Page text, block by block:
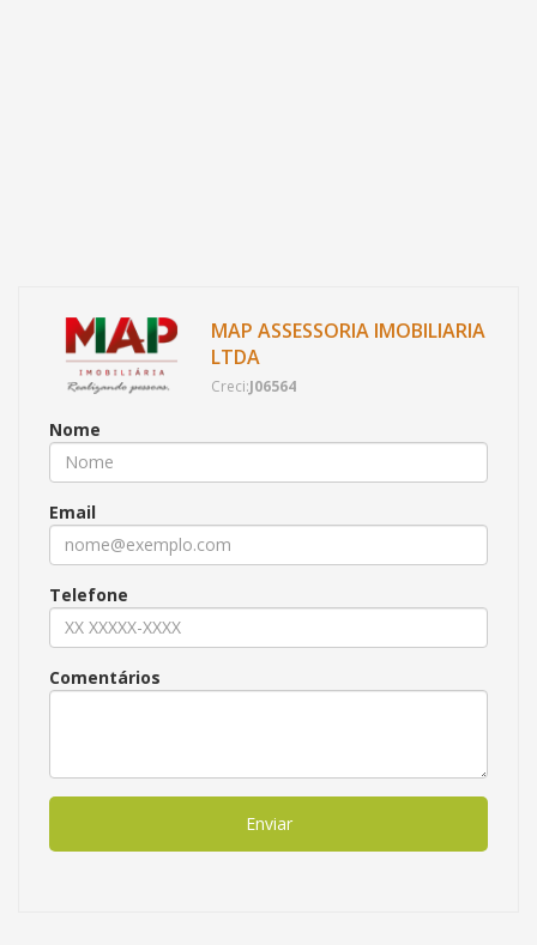
MAP ASSESSORIA IMOBILIARIA
LTDA
Creci:J06564
Nome
Email
Telefone
Comentários
Enviar